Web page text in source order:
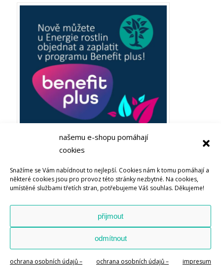
našemu e-shopu pomáhají
cookies
Snažíme se Vám nabídnout to nejlepší. Cookies nám k tomu pomáhají a
některé cookies jsou pro provoz této stránky nezbytné. Na cookies,
umístěné službami třetích stran, potřebujeme Váš souhlas. Děkujeme!
přijmout
odmítnout
ochrana osobních údajů – ochrana osobních údajů – impresum
Bachovy esence nebo soli života u Energie rostlin
© Copyright – Energie rostlin – The Source s.r.o. -